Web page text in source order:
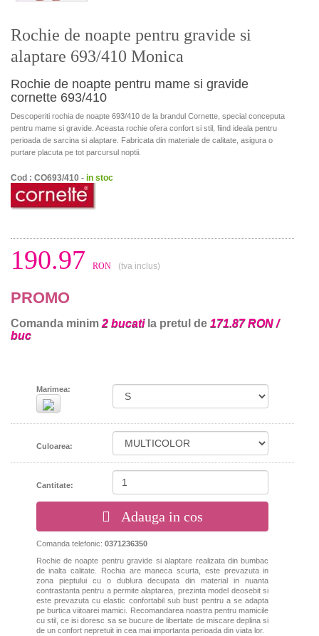
Rochie de noapte pentru gravide si
alaptare 693/410 Monica
Rochie de noapte pentru mame si gravide
cornette 693/410
Descoperiti rochia de noapte 693/410 de la brandul Cornette, special conceputa
pentru mame si gravide. Aceasta rochie ofera confort si stil, fiind ideala pentru
perioada de sarcina si alaptare. Fabricata din materiale de calitate, asigura o
purtare placuta pe tot parcursul noptii.
Cod : CO693/410 - in stoc
190.97 RON (tva inclus)
PROMO
Comanda minim 2 bucatila pretul de 171.87 RON /
buc
Marimea:
Culoarea:
Cantitate:
Adauga in cos
Comanda telefonic: 0371236350
Rochie de noapte pentru gravide si alaptare realizata din bumbac
de inalta calitate. Rochia are maneca scurta, este prevazuta in
zona pieptului cu o dublura decupata din material in nuanta
contrastanta pentru a permite alaptarea, prezinta model deosebit si
este prevazuta cu elastic confortabil sub bust pentru a se adapta
pe burtica viitoarei mamici. Recomandarea noastra pentru mamicile
cu stil, ce isi doresc sa se bucure de libertate de miscare deplina si
de un confort nepretuit in cea mai importanta perioada din viata lor.